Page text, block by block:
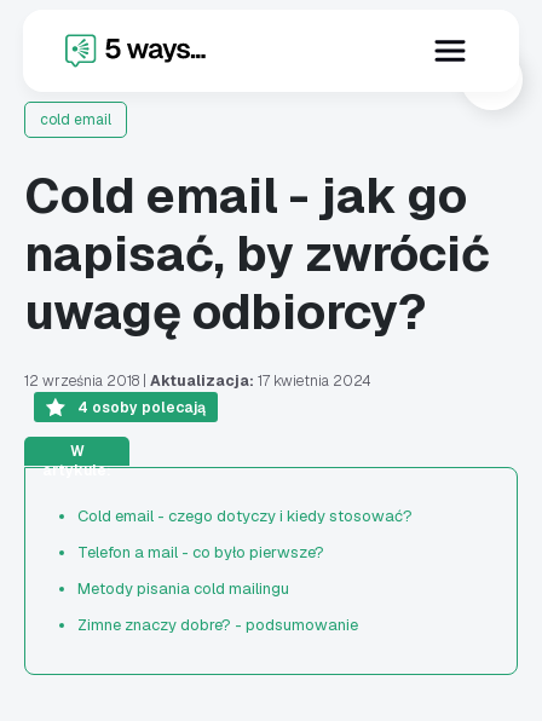
cold email
Cold email - jak go
napisać, by zwrócić
uwagę odbiorcy?
12 września 2018 Aktualizacja: 17 kwietnia 2024
4 osoby polecają
W
artykule:
Cold email - czego dotyczy i kiedy stosować?
Telefon a mail - co było pierwsze?
Metody pisania cold mailingu
Zimne znaczy dobre? - podsumowanie